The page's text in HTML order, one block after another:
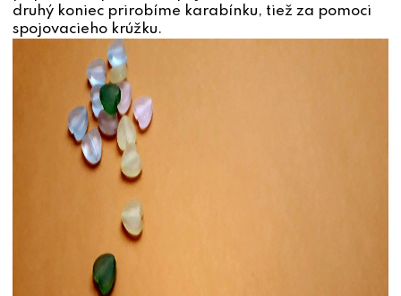
druhý koniec prirobíme karabínku, tiež za pomoci
spojovacieho krúžku.